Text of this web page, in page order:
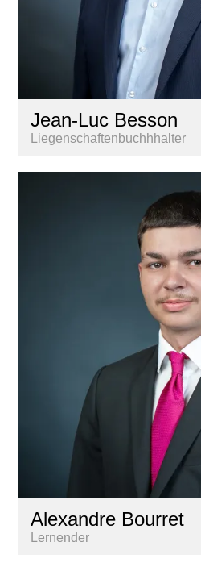
Jean-Luc Besson
Liegenschaftenbuchhhalter
Alexandre Bourret
Lernender